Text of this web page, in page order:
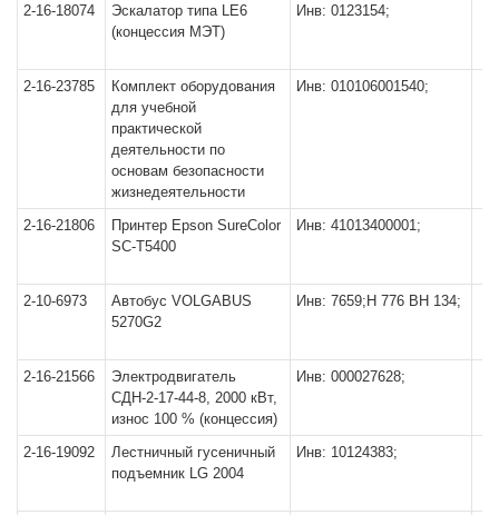
2-16-18074
Эскалатор типа LE6
(концессия МЭТ)
Инв: 0123154;
2-16-23785
Комплект оборудования
для учебной
практической
деятельности по
основам безопасности
жизнедеятельности
Инв: 010106001540;
2-16-21806
Принтер Epson SureColor
SC-T5400
Инв: 41013400001;
2-10-6973
Автобус VOLGABUS
5270G2
Инв: 7659;Н 776 ВН 134;
2-16-21566
Электродвигатель
СДН-2-17-44-8, 2000 кВт,
износ 100 % (концессия)
Инв: 000027628;
2-16-19092
Лестничный гусеничный
подъемник LG 2004
Инв: 10124383;